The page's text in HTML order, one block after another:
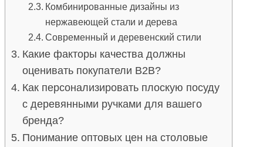
Комбинированные дизайны из
нержавеющей стали и дерева
Современный и деревенский стили
Какие факторы качества должны
оценивать покупатели B2B?
Как персонализировать плоскую посуду
с деревянными ручками для вашего
бренда?
Понимание оптовых цен на столовые